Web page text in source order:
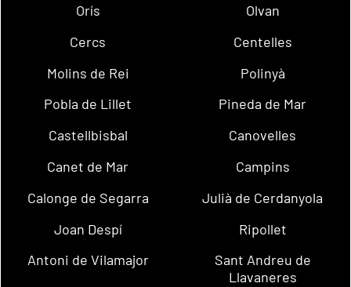
Orís
Olvan
Cercs
Centelles
Molins de Rei
Polinyà
Pobla de Lillet
Pineda de Mar
Castellbisbal
Canovelles
Canet de Mar
Campins
Calonge de Segarra
Julià de Cerdanyola
Joan Despí
Ripollet
Antoni de Vilamajor
Sant Andreu de
Llavaneres